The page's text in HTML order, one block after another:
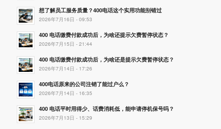
想了解员工服务质量？400电话这个实用功能别错过
2026年7月16日 - 09:53
400 电话缴费付款成功后，为啥还提示欠费暂停状态？
2026年7月15日 - 21:44
400 电话缴费付款成功后，为啥还是提示欠费暂停状态？
2026年7月14日 - 17:26
400电话原来的公司注销了能过户么？
2026年7月14日 - 16:35
400 电话平时用得少、话费消耗低，能申请停机保号吗？
2026年7月13日 - 15:29